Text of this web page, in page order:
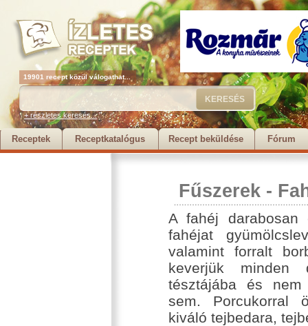
19901 recept közül válogathat...
+ részletes keresés...
Receptek Receptkatalógus Recept beküldése Fórum
Fűszerek -
A fahéj darabosan
fahéjat
valamint forralt
keverjük minden
tésztájába és nem
sem. Porcukorral
kiváló tejbedara,